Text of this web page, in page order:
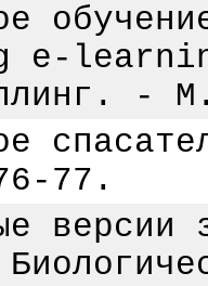
e-
-
77.
версии